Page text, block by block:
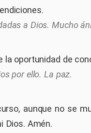
a Dios. Mucho
la oportunidad de
por ello. La paz.
aunque no se
Dios. Amén.